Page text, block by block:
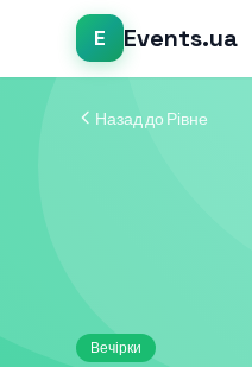
E Events.ua
Назад до Рівне
Вечірки